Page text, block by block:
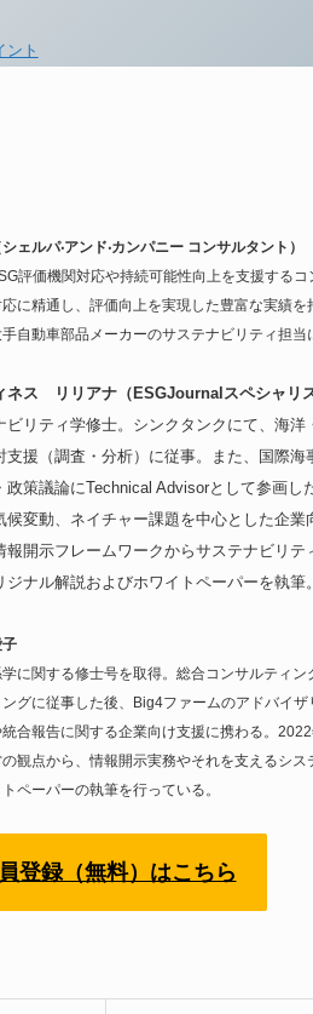
ント
ェルパ‧アンド‧カンパニー コンサルタント）
評価機関対応や持続可能性向上を支援する
に精通し、評価向上を実現した豊富な実績
自動車部品メーカーのサステナビリティ担当
ネス リリアナ（ESGJournalスペシャリス
ビリティ学修士。シンクタンクにて、海洋
支援（調査・分析）に従事。また、国際
政策議論にTechnical Advisorとして参画し
候変動、ネイチャー課題を中心とした企
報開示フレームワークからサステナビリ
ジナル解説およびホワイトペーパーを執筆。
学に関する修士号を取得。総合コンサルティ
グに従事した後、Big4ファームのアドバイ
統合報告に関する企業向け支援に携わる。
観点から、情報開示実務やそれを支えるシ
ペーパーの執筆を行っている。
登録（無料）はこちら